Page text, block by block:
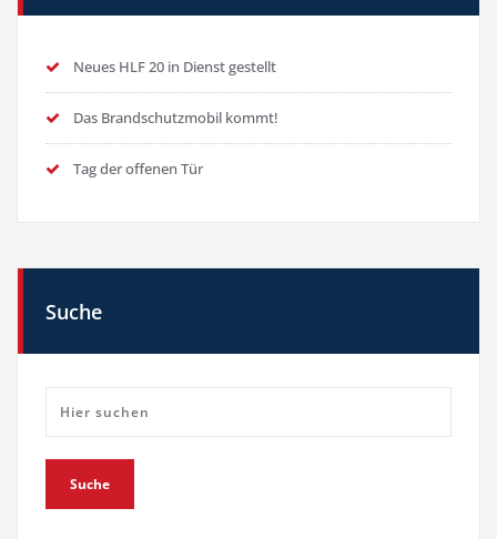
Neues HLF 20 in Dienst gestellt
Das Brandschutzmobil kommt!
Tag der offenen Tür
Suche